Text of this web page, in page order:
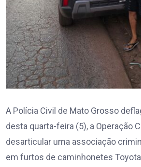
A Polícia Civil de Mato Grosso
desta quarta-feira (5), a Operação
desarticular uma associação
em furtos de caminhonetes